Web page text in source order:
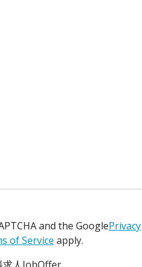
and the GooglePrivacy
of Service apply.